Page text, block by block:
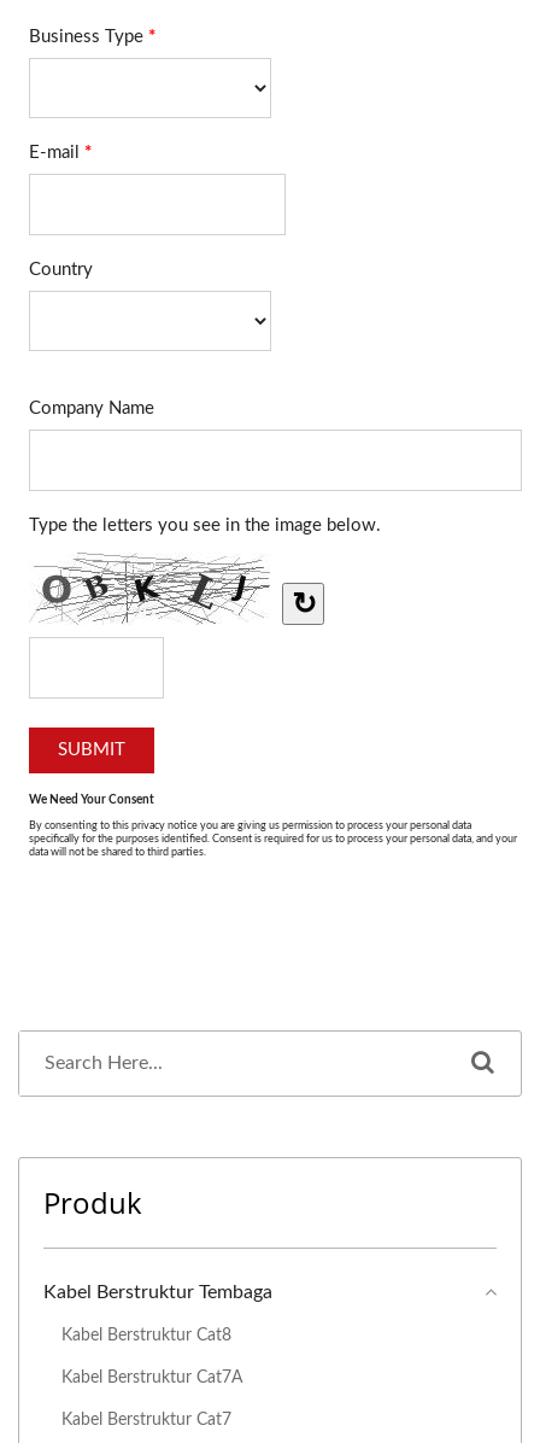
Produk
Kabel Berstruktur Tembaga
Kabel Berstruktur Cat8
Kabel Berstruktur Cat7A
Kabel Berstruktur Cat7